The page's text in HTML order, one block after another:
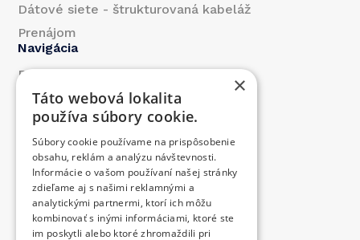
Dátové siete - štrukturovaná kabeláž
Prenájom
Navigácia
Referencie
O nás
Blog
Kontakt
Produkty
Prispeli sme
Ponuka práce
Kontakt
×
Táto webová lokalita
používa súbory cookie.
Súbory cookie používame na prispôsobenie
obsahu, reklám a analýzu návštevnosti.
Informácie o vašom používaní našej stránky
zdieľame aj s našimi reklamnými a
analytickými partnermi, ktorí ich môžu
kombinovať s inými informáciami, ktoré ste
im poskytli alebo ktoré zhromaždili pri